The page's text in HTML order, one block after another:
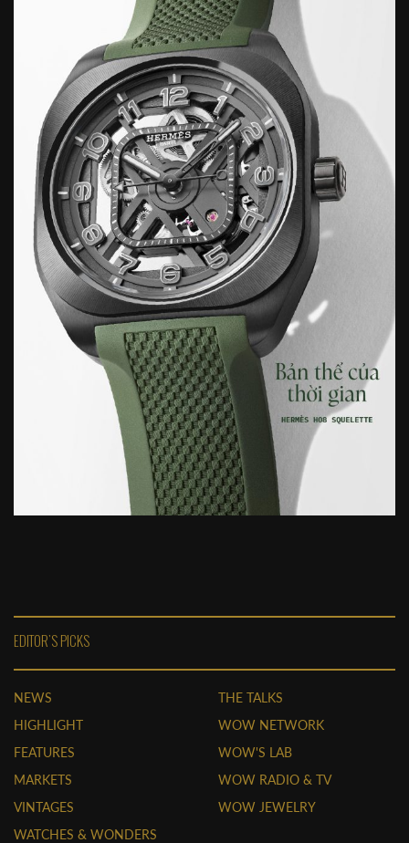
EDITOR'S PICKS
NEWS
HIGHLIGHT
FEATURES
MARKETS
VINTAGES
WATCHES & WONDERS
THE TALKS
WOW NETWORK
WOW'S LAB
WOW RADIO & TV
WOW JEWELRY